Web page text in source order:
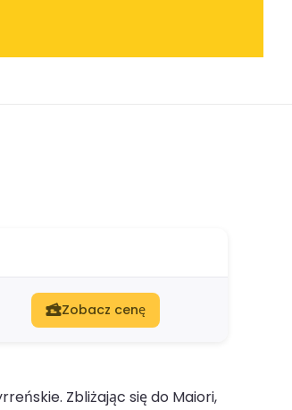
Zobacz cenę
Zbliżając się do Maiori,